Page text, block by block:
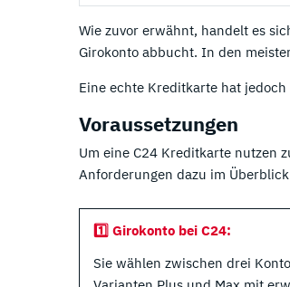
Wie zuvor erwähnt, handelt es
Girokonto abbucht. In den
Eine echte Kreditkarte hat
Voraussetzungen
Um eine C24 Kreditkarte nutzen
Anforderungen dazu im
1️⃣ Girokonto bei C24:
Sie wählen zwischen drei